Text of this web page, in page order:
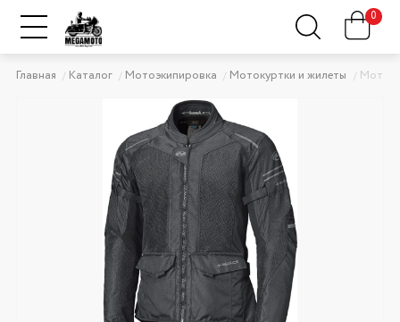
0
Главная Каталог Мотоэкипировка Мотокуртки и жилеты